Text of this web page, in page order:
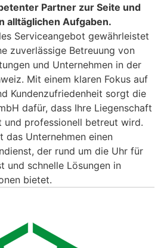
Partner zur Seite und
alltäglichen Aufgaben.
Serviceangebot gewährleistet
zuverlässige Betreuung von
und Unternehmen in der
Mit einem klaren Fokus auf
Kundenzufriedenheit sorgt die
dafür, dass Ihre Liegenschaft
professionell betreut wird.
das Unternehmen einen
der rund um die Uhr für
und schnelle Lösungen in
bietet.